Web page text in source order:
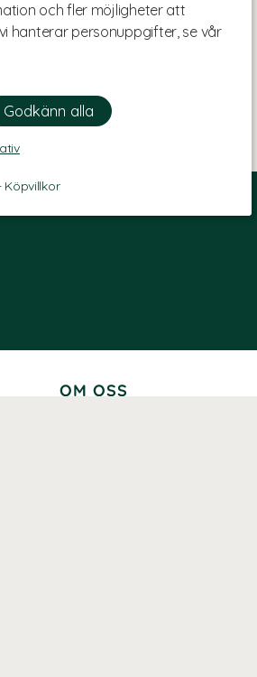
och fler möjligheter att
hanterar personuppgifter, se vår
Köpvillkor
OM OSS